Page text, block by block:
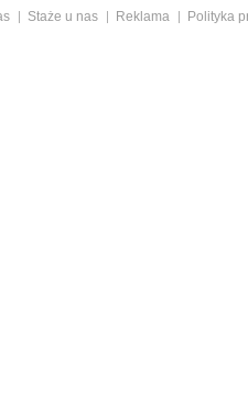
Staże u nas Reklama
Polityka